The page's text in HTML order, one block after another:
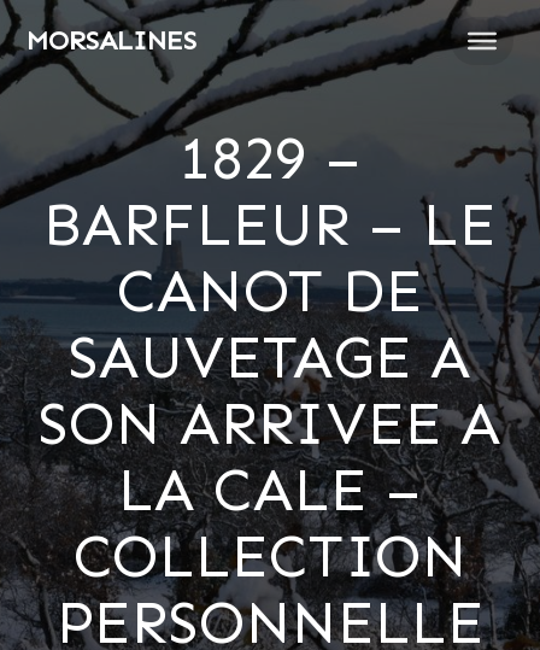
au
contenu
MORSALINES
1829 –
BARFLEUR – LE
CANOT DE
SAUVETAGE A
SON ARRIVEE A
LA CALE –
COLLECTION
PERSONNELLE